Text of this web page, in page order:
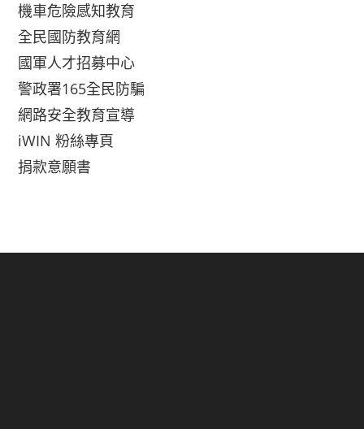
機車危險感知教育
全民國防教育網
國軍人才招募中心
警政署165全民防騙
網路安全教育宣導
iWIN 粉絲專頁
捐款意願書